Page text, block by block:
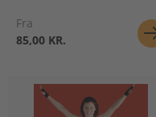
Fra
85,00 KR.